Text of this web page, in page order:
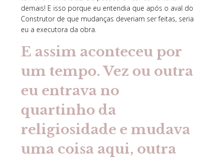
demais! E isso porque eu entendia que após o aval do
Construtor de que mudanças deveriam ser feitas, seria
eu a executora da obra.
E assim aconteceu por
um tempo. Vez ou outra
eu entrava no
quartinho da
religiosidade e mudava
uma coisa aqui, outra